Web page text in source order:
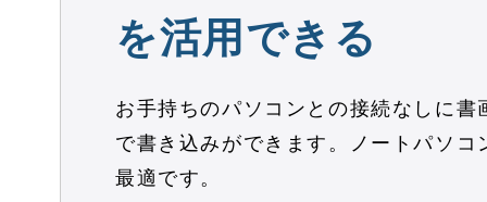
を活用できる
お手持ちのパソコンとの接続なしに
で書き込みができます。ノートパソ
最適です。